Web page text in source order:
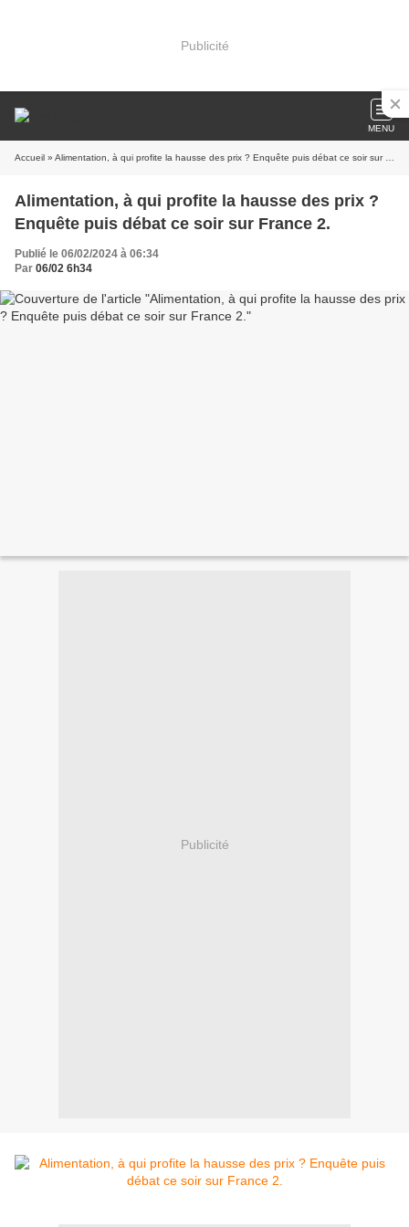
Publicité
MENU
Accueil » Alimentation, à qui profite la hausse des prix ? Enquête puis débat ce soir sur France 2.
Alimentation, à qui profite la hausse des prix ?
Enquête puis débat ce soir sur France 2.
Publié le 06/02/2024 à 06:34
Par 06/02 6h34
Publicité